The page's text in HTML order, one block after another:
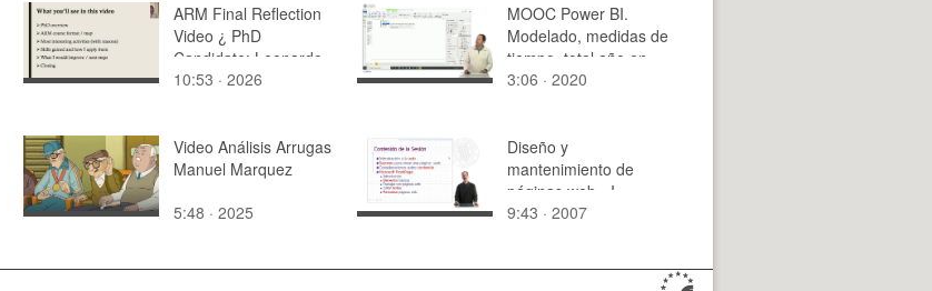
ARM Final Reflection
Video ¿ PhD
Candidate: Leonardo
Matteo Dinoi (UPV
10:53 · 2026
MOOC Power BI.
Modelado, medidas de
tiempo, total año en
curso
3:06 · 2020
Video Análisis Arrugas
Manuel Marquez
5:48 · 2025
Diseño y
mantenimiento de
páginas web - I
9:43 · 2007